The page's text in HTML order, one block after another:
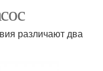
различают два